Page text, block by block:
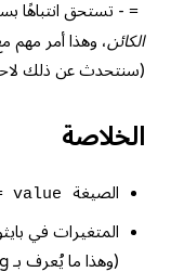
= - تستحق انتباهًا
الكائن، وهذا أمر مهم
(سنتحدث عن ذلك
الخلاصة
الصيغة value
المتغيرات في
(وهذا ما يُعرف بـ dynamic typing في بايثون).